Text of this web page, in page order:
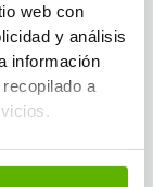
web con
y análisis
información
a
con puentes
frecuentes